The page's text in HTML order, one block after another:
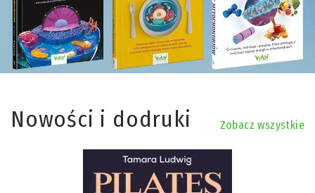
Nowości i dodruki Zobacz wszystkie